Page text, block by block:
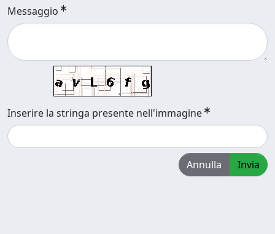
Messaggio
Inserire la stringa presente nell'immagine
Annulla Invia